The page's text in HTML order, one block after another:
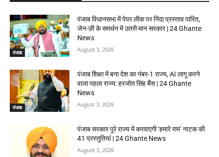
पंजाब
पंजाब विधानसभा में पेपर लीक पर निंदा प्रस्ताव पारित,
जेन-ज़ी के समर्थन में उतरी मान सरकार | 24 Ghante
News
August 3, 2026
पंजाब
पंजाब शिक्षा में बना देश का नंबर-1 राज्य, AI लागू करने
वाला पहला राज्य: हरजोत सिंह बैंस | 24 Ghante
News
August 3, 2026
पंजाब सरकार पूरे राज्य में करवाएगी ‘हमारे राम’ नाटक की
41 प्रस्तुतियां | 24 Ghante News
August 3, 2026